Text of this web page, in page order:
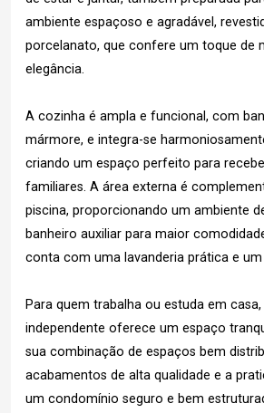
ambiente espaçoso e agradável,
porcelanato, que confere um toque de
elegância.
A cozinha é ampla e funcional, com
mármore, e integra-se
criando um espaço perfeito para
familiares. A área externa é
piscina, proporcionando um ambiente
banheiro auxiliar para maior
conta com uma lavanderia prática e um
Para quem trabalha ou estuda em
independente oferece um espaço
sua combinação de espaços bem
acabamentos de alta qualidade e a
um condomínio seguro e bem